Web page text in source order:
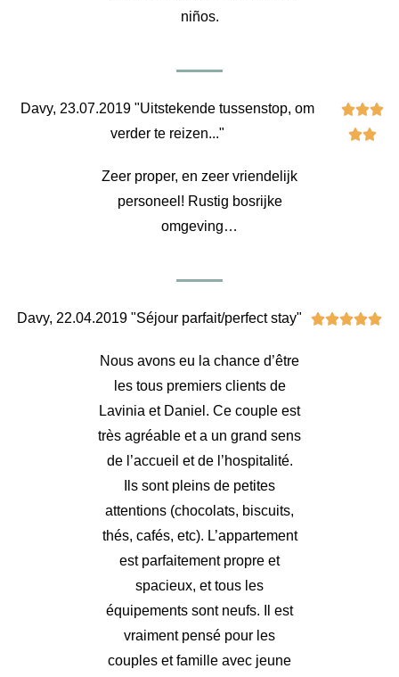
niños.
Davy, 23.07.2019 "Uitstekende tussenstop, om
verder te reizen..."


Zeer proper, en zeer vriendelijk
personeel! Rustig bosrijke
omgeving…
Davy, 22.04.2019 "Séjour parfait/perfect stay" 
Nous avons eu la chance d’être
les tous premiers clients de
Lavinia et Daniel. Ce couple est
très agréable et a un grand sens
de l’accueil et de l’hospitalité.
Ils sont pleins de petites
attentions (chocolats, biscuits,
thés, cafés, etc). L’appartement
est parfaitement propre et
spacieux, et tous les
équipements sont neufs. Il est
vraiment pensé pour les
couples et famille avec jeune